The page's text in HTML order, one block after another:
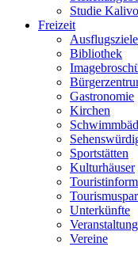
Studie
Freizeit
Ausflugsziele
Bibliothek
Gastronomie
Kirchen
Sportstätten
Kulturhäuser
Unterkünfte
Vereine